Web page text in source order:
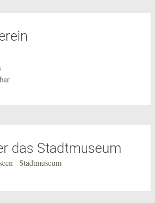
das Stadtmuseum
- Stadtmuseum